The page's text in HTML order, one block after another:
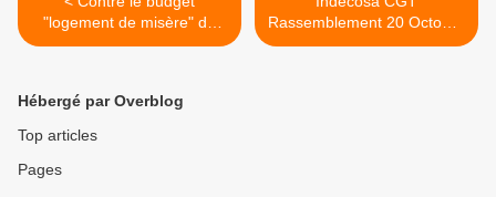
"logement de misère" de
l'Etat, rassemblement 7
Rassemblement 20 Octobre
17H30 : Gel des loyers -
Hébergé par Overblog
Top articles
Pages